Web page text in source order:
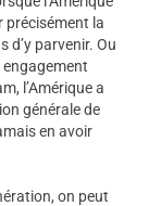
précisément la
d’y parvenir. Ou
l’Amérique a
générale de
en avoir
on peut